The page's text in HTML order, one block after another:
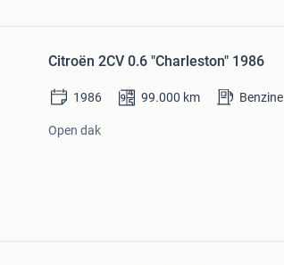
Citroën 2CV 0.6 "Charleston" 1986
1986 99.000 km Benzine
Open dak